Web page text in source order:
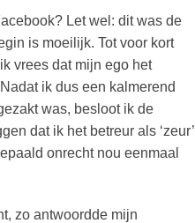
Let wel: dit was de
is moeilijk. Tot voor kort
vrees dat mijn ego het
ik dus een kalmerend
was, besloot ik de
dat ik het betreur als ‘zeur’
onrecht nou eenmaal
zo antwoordde mijn